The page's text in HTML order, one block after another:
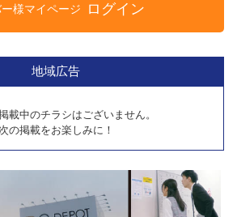
ログイン
地域広告
載中のチラシはございません。
次の掲載をお楽しみに！